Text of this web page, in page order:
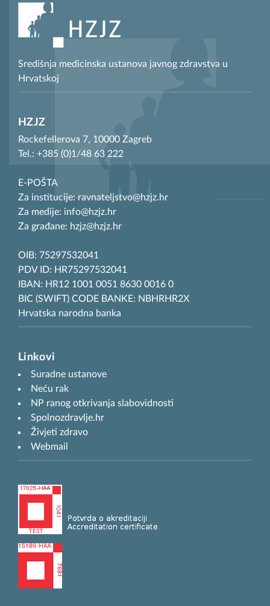
Središnja medicinska ustanova javnog zdravstva u
Hrvatskoj
HZJZ
Rockefellerova 7, 10000 Zagreb
Tel.: +385 (0)1/48 63 222
E-POŠTA
Za institucije: ravnateljstvo@hzjz.hr
Za medije: info@hzjz.hr
Za građane: hzjz@hzjz.hr
OIB: 75297532041
PDV ID: HR75297532041
IBAN: HR12 1001 0051 8630 0016 0
BIC (SWIFT) CODE BANKE: NBHRHR2X
Hrvatska narodna banka
Linkovi
Suradne ustanove
Neću rak
NP ranog otkrivanja slabovidnosti
Spolnozdravlje.hr
Živjeti zdravo
Webmail